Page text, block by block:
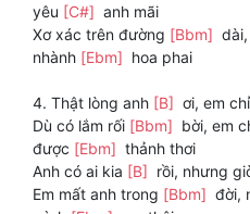
yêu [C#] anh mãi
Xơ xác trên đường [Bbm]
nhành [Ebm] hoa phai
4. Thật lòng anh [B] ơi, em
Dù có lắm rối [Bbm] bời, em
được [Ebm] thảnh thơi
Anh có ai kia [B] rồi, nhưng
Em mất anh trong [Bbm] đời,